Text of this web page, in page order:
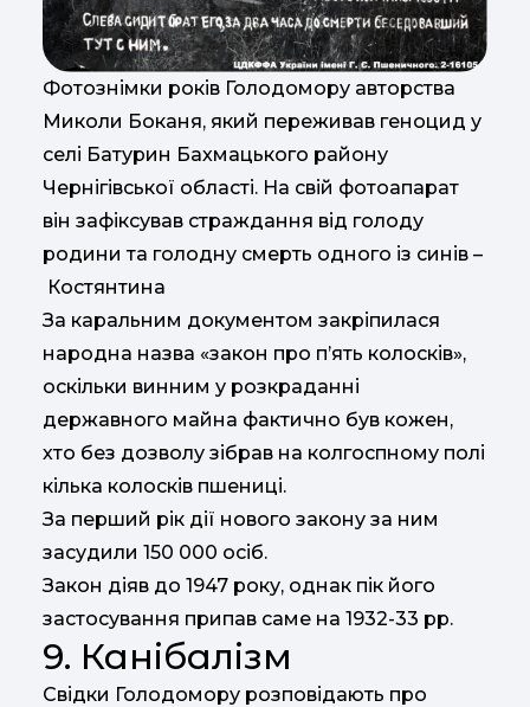
Фотознімки років Голодомору авторства
Миколи Боканя, який переживав геноцид у
селі Батурин Бахмацького району
Чернігівської області. На свій фотоапарат
він зафіксував страждання від голоду
родини та голодну смерть одного із синів –
Костянтина
За каральним документом закріпилася
народна назва «закон про п’ять колосків»,
оскільки винним у розкраданні
державного майна фактично був кожен,
хто без дозволу зібрав на колгоспному полі
кілька колосків пшениці.
За перший рік дії нового закону за ним
засудили 150 000 осіб.
Закон діяв до 1947 року, однак пік його
застосування припав саме на 1932-33 рр.
9. Канібалізм
Свідки Голодомору розповідають про